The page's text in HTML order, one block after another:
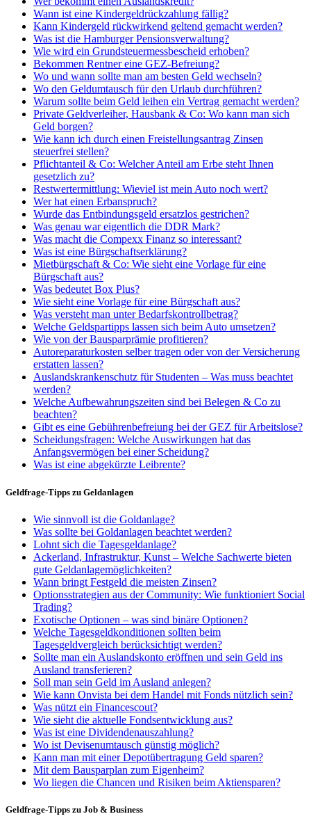
Wann ist eine Kindergeldrückzahlung fällig?
Kann Kindergeld rückwirkend geltend gemacht werden?
Was ist die Hamburger Pensionsverwaltung?
Wie wird ein Grundsteuermessbescheid erhoben?
Bekommen Rentner eine GEZ-Befreiung?
Wo und wann sollte man am besten Geld wechseln?
Wo den Geldumtausch für den Urlaub durchführen?
Warum sollte beim Geld leihen ein Vertrag gemacht werden?
Private Geldverleiher, Hausbank & Co: Wo kann man sich
Geld borgen?
Wie kann ich durch einen Freistellungsantrag Zinsen
steuerfrei stellen?
Pflichtanteil & Co: Welcher Anteil am Erbe steht Ihnen
gesetzlich zu?
Restwertermittlung: Wieviel ist mein Auto noch wert?
Wer hat einen Erbanspruch?
Wurde das Entbindungsgeld ersatzlos gestrichen?
Was genau war eigentlich die DDR Mark?
Was macht die Compexx Finanz so interessant?
Was ist eine Bürgschaftserklärung?
Mietbürgschaft & Co: Wie sieht eine Vorlage für eine
Bürgschaft aus?
Was bedeutet Box Plus?
Wie sieht eine Vorlage für eine Bürgschaft aus?
Was versteht man unter Bedarfskontrollbetrag?
Welche Geldspartipps lassen sich beim Auto umsetzen?
Wie von der Bausparprämie profitieren?
Autoreparaturkosten selber tragen oder von der Versicherung
erstatten lassen?
Auslandskrankenschutz für Studenten – Was muss beachtet
werden?
Welche Aufbewahrungszeiten sind bei Belegen & Co zu
beachten?
Gibt es eine Gebührenbefreiung bei der GEZ für Arbeitslose?
Scheidungsfragen: Welche Auswirkungen hat das
Anfangsvermögen bei einer Scheidung?
Was ist eine abgekürzte Leibrente?
Geldfrage-Tipps zu Geldanlagen
Wie sinnvoll ist die Goldanlage?
Was sollte bei Goldanlagen beachtet werden?
Lohnt sich die Tagesgeldanlage?
Ackerland, Infrastruktur, Kunst – Welche Sachwerte bieten
gute Geldanlagemöglichkeiten?
Wann bringt Festgeld die meisten Zinsen?
Optionsstrategien aus der Community: Wie funktioniert Social
Trading?
Exotische Optionen – was sind binäre Optionen?
Welche Tagesgeldkonditionen sollten beim
Tagesgeldvergleich berücksichtigt werden?
Sollte man ein Auslandskonto eröffnen und sein Geld ins
Ausland transferieren?
Soll man sein Geld im Ausland anlegen?
Wie kann Onvista bei dem Handel mit Fonds nützlich sein?
Was nützt ein Financescout?
Wie sieht die aktuelle Fondsentwicklung aus?
Was ist eine Dividendenauszahlung?
Wo ist Devisenumtausch günstig möglich?
Kann man mit einer Depotübertragung Geld sparen?
Mit dem Bausparplan zum Eigenheim?
Wo liegen die Chancen und Risiken beim Aktiensparen?
Geldfrage-Tipps zu Job & Business